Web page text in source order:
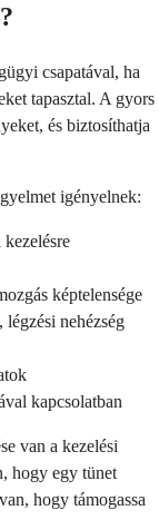
csapatával, ha
tapasztal. A gyors
és biztosíthatja
igényelnek:
képtelensége
nehézség
kapcsolatban
van a kezelési
hogy egy tünet
hogy támogassa